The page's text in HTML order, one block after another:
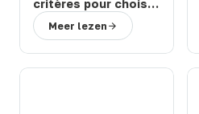
critères pour choisir
un modèle durable
et facile à entretenir
Meer lezen